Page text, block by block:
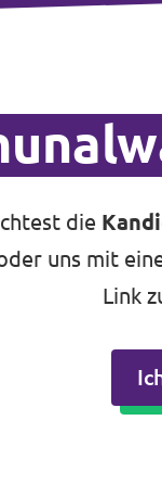
die
uns mit
Link